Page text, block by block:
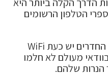
הדרך הקלה ביותר היא
הטלפון הרשומים
למרות האווירה הכפרית, לרוב החדרים יש כעת WiFi
מעולם לא חלמו
הנרות שלהם.